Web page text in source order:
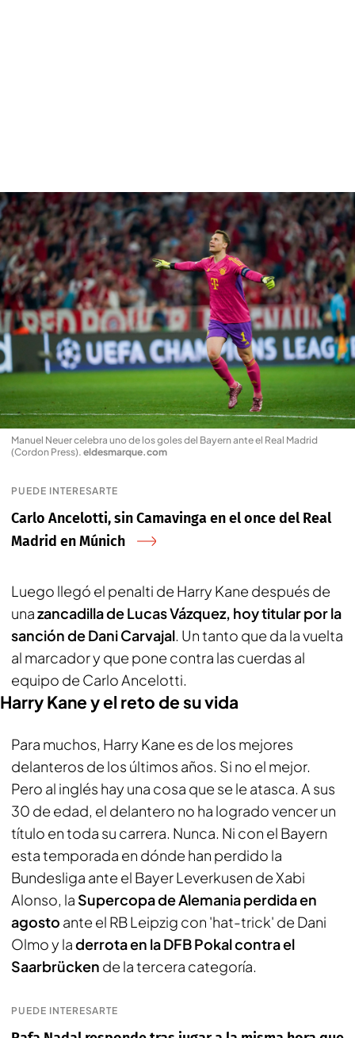
Manuel Neuer celebra uno de los goles del Bayern ante el Real Madrid
(Cordon Press). eldesmarque.com
PUEDE INTERESARTE
Carlo Ancelotti, sin Camavinga en el once del Real
Madrid en Múnich
Luego llegó el penalti de Harry Kane después de
unazancadilla de Lucas Vázquez, hoy titular por la
sanción de Dani Carvajal. Un tanto que da la vuelta
al marcador y que pone contra las cuerdas al
equipo de Carlo Ancelotti.
Harry Kane y el reto de su vida
Para muchos, Harry Kane es de los mejores
delanteros de los últimos años. Si no el mejor.
Pero al inglés hay una cosa que se le atasca. A sus
30 de edad, el delantero no ha logrado vencer un
título en toda su carrera. Nunca. Ni con el Bayern
esta temporada en dónde han perdido la
Bundesliga ante el Bayer Leverkusen de Xabi
Alonso, la Supercopa de Alemania perdida en
agosto ante el RB Leipzig con 'hat-trick' de Dani
Olmo y laderrota en la DFB Pokal contra el
Saarbrücken de la tercera categoría.
PUEDE INTERESARTE